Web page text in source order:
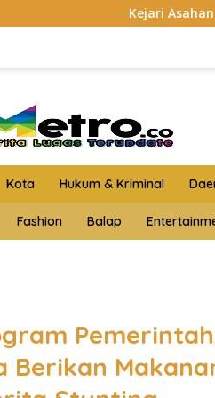
Asahan Musnahkan Barang
Kota Hukum & Kriminal
Fashion Balap
Berikan